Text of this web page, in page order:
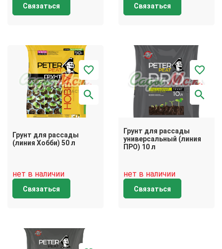
Связаться Связаться
Грунт для рассады
(линия Хобби) 50 л
нет в наличии
Связаться
Грунт для рассады
универсальный (линия
ПРО) 10 л
нет в наличии
Связаться